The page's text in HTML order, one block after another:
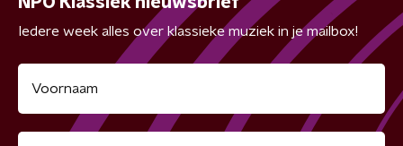
Iedere week alles over klassieke muziek in je mailbox!